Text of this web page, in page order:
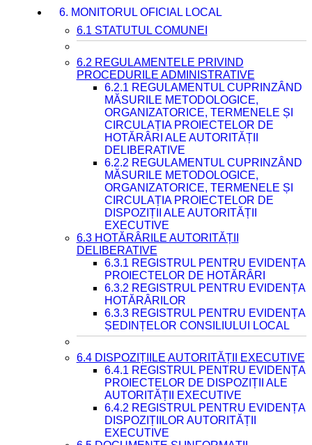
6. MONITORUL OFICIAL LOCAL
6.1 STATUTUL COMUNEI
6.2 REGULAMENTELE PRIVIND
PROCEDURILE ADMINISTRATIVE
6.2.1 REGULAMENTUL CUPRINZÂND
MĂSURILE METODOLOGICE,
ORGANIZATORICE, TERMENELE ȘI
CIRCULAȚIA PROIECTELOR DE
HOTĂRÂRI ALE AUTORITĂȚII
DELIBERATIVE
6.2.2 REGULAMENTUL CUPRINZÂND
MĂSURILE METODOLOGICE,
ORGANIZATORICE, TERMENELE ȘI
CIRCULAȚIA PROIECTELOR DE
DISPOZIȚII ALE AUTORITĂȚII
EXECUTIVE
6.3 HOTĂRÂRILE AUTORITĂȚII
DELIBERATIVE
6.3.1 REGISTRUL PENTRU EVIDENȚA
PROIECTELOR DE HOTĂRÂRI
6.3.2 REGISTRUL PENTRU EVIDENȚA
HOTĂRÂRILOR
6.3.3 REGISTRUL PENTRU EVIDENȚA
ȘEDINȚELOR CONSILIULUI LOCAL
6.4 DISPOZIȚIILE AUTORITĂȚII EXECUTIVE
6.4.1 REGISTRUL PENTRU EVIDENȚA
PROIECTELOR DE DISPOZIȚII ALE
AUTORITĂȚII EXECUTIVE
6.4.2 REGISTRUL PENTRU EVIDENȚA
DISPOZIȚIILOR AUTORITĂȚII
EXECUTIVE